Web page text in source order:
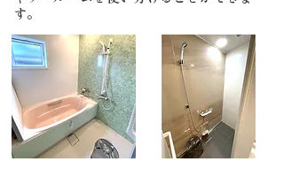
す。